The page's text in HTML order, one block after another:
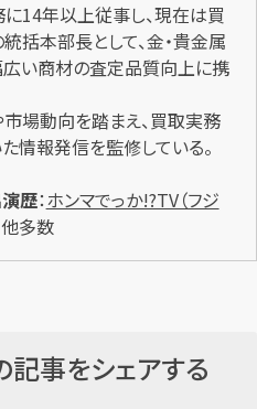
14年以上従事し、現在は買
括本部長として、金・貴金属
い商材の査定品質向上に携
場動向を踏まえ、買取実務
情報発信を監修している。
歴：ホンマでっか!?TV（フジ
他多数
記事をシェアする